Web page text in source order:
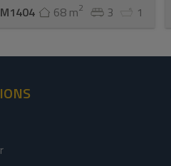
68 m2 3 1